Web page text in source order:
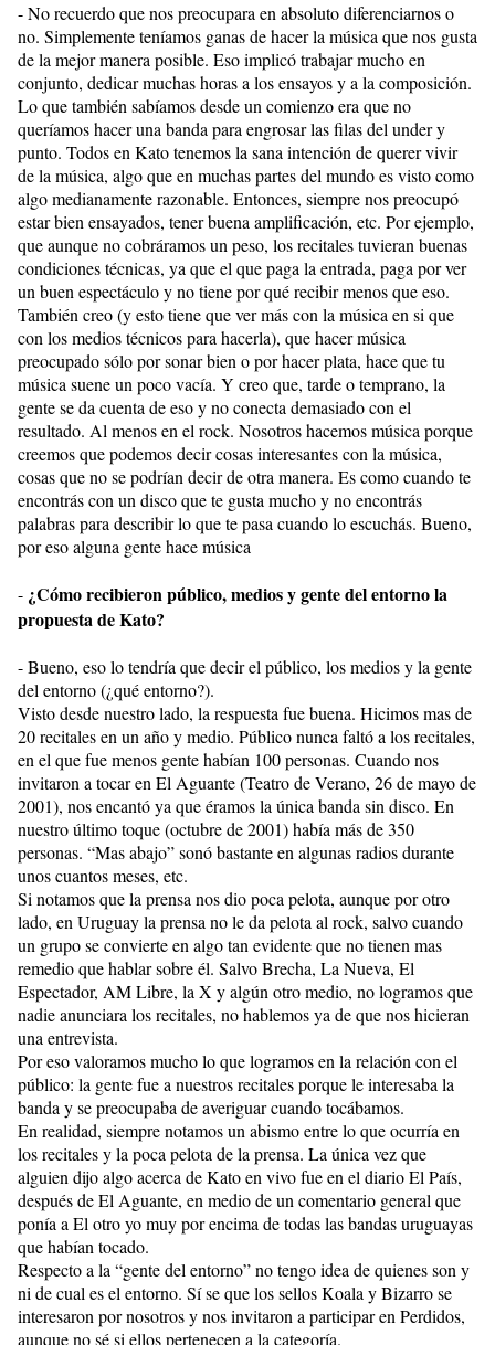
- No recuerdo que nos preocupara en absoluto diferenciarnos o
no. Simplemente teníamos ganas de hacer la música que nos gusta
de la mejor manera posible. Eso implicó trabajar mucho en
conjunto, dedicar muchas horas a los ensayos y a la composición.
Lo que también sabíamos desde un comienzo era que no
queríamos hacer una banda para engrosar las filas del under y
punto. Todos en Kato tenemos la sana intención de querer vivir
de la música, algo que en muchas partes del mundo es visto como
algo medianamente razonable. Entonces, siempre nos preocupó
estar bien ensayados, tener buena amplificación, etc. Por ejemplo,
que aunque no cobráramos un peso, los recitales tuvieran buenas
condiciones técnicas, ya que el que paga la entrada, paga por ver
un buen espectáculo y no tiene por qué recibir menos que eso.
También creo (y esto tiene que ver más con la música en si que
con los medios técnicos para hacerla), que hacer música
preocupado sólo por sonar bien o por hacer plata, hace que tu
música suene un poco vacía. Y creo que, tarde o temprano, la
gente se da cuenta de eso y no conecta demasiado con el
resultado. Al menos en el rock. Nosotros hacemos música porque
creemos que podemos decir cosas interesantes con la música,
cosas que no se podrían decir de otra manera. Es como cuando te
encontrás con un disco que te gusta mucho y no encontrás
palabras para describir lo que te pasa cuando lo escuchás. Bueno,
por eso alguna gente hace música
- ¿Cómo recibieron público, medios y gente del entorno la
propuesta de Kato?
- Bueno, eso lo tendría que decir el público, los medios y la gente
del entorno (¿qué entorno?).
Visto desde nuestro lado, la respuesta fue buena. Hicimos mas de
20 recitales en un año y medio. Público nunca faltó a los recitales,
en el que fue menos gente habían 100 personas. Cuando nos
invitaron a tocar en El Aguante (Teatro de Verano, 26 de mayo de
2001), nos encantó ya que éramos la única banda sin disco. En
nuestro último toque (octubre de 2001) había más de 350
personas. “Mas abajo” sonó bastante en algunas radios durante
unos cuantos meses, etc.
Si notamos que la prensa nos dio poca pelota, aunque por otro
lado, en Uruguay la prensa no le da pelota al rock, salvo cuando
un grupo se convierte en algo tan evidente que no tienen mas
remedio que hablar sobre él. Salvo Brecha, La Nueva, El
Espectador, AM Libre, la X y algún otro medio, no logramos que
nadie anunciara los recitales, no hablemos ya de que nos hicieran
una entrevista.
Por eso valoramos mucho lo que logramos en la relación con el
público: la gente fue a nuestros recitales porque le interesaba la
banda y se preocupaba de averiguar cuando tocábamos.
En realidad, siempre notamos un abismo entre lo que ocurría en
los recitales y la poca pelota de la prensa. La única vez que
alguien dijo algo acerca de Kato en vivo fue en el diario El País,
después de El Aguante, en medio de un comentario general que
ponía a El otro yo muy por encima de todas las bandas uruguayas
que habían tocado.
Respecto a la “gente del entorno” no tengo idea de quienes son y
ni de cual es el entorno. Sí se que los sellos Koala y Bizarro se
interesaron por nosotros y nos invitaron a participar en Perdidos,
aunque no sé si ellos pertenecen a la categoría.